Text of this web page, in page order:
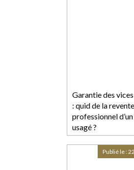
Garantie des
: quid de la
professionnel
usagé ?
Publié le :